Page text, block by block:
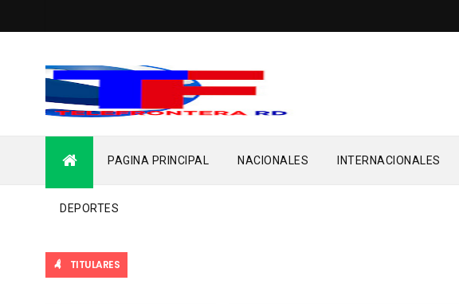
PAGINA PRINCIPAL NACIONALES INTERNACIONALES
DEPORTES
TITULARES